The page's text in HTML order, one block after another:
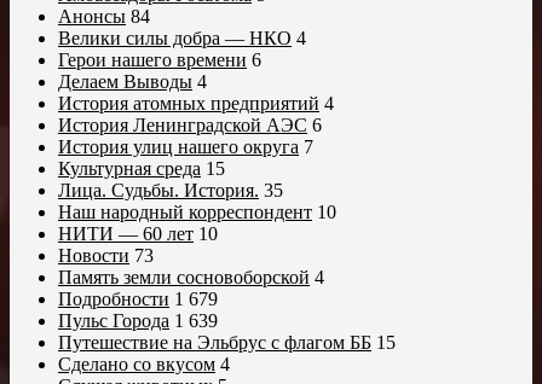
Анонсы 84
Велики силы добра — НКО 4
Герои нашего времени 6
Делаем Выводы 4
История атомных предприятий 4
История Ленинградской АЭС 6
История улиц нашего округа 7
Культурная среда 15
Лица. Судьбы. История. 35
Наш народный корреспондент 10
НИТИ — 60 лет 10
Новости 73
Память земли сосновоборской 4
Подробности 1 679
Пульс Города 1 639
Путешествие на Эльбрус с флагом ББ 15
Сделано со вкусом 4